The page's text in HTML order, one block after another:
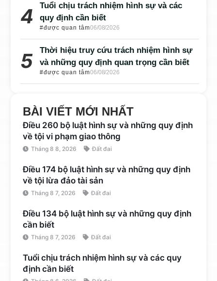
Tuổi chịu trách nhiệm hình sự và các
quy định cần biết
#được quan tâm06/08/2026
Thời hiệu truy cứu trách nhiệm hình sự
và những quy định quan trọng cần biết
#được quan tâm06/08/2026
BÀI VIẾT MỚI NHẤT
Điều 260 bộ luật hình sự và những quy định
về tội vi phạm giao thông
Tháng 8 8, 2026 Đất đai
Điều 174 bộ luật hình sự và những quy định
về tội lừa đảo tài sản
Tháng 8 7, 2026 Đất đai
Điều 134 bộ luật hình sự và những quy định
cần biết
Tháng 8 7, 2026 Đất đai
Tuổi chịu trách nhiệm hình sự và các quy
định cần biết